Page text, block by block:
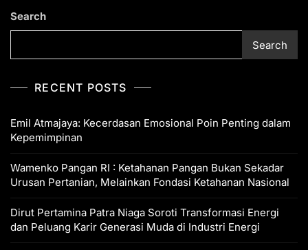
Search
Search
RECENT POSTS
Emil Atmajaya: Kecerdasan Emosional Poin Penting dalam
Kepemimpinan
Wamenko Pangan RI : Ketahanan Pangan Bukan Sekadar
Urusan Pertanian, Melainkan Fondasi Ketahanan Nasional
Dirut Pertamina Patra Niaga Soroti Transformasi Energi
dan Peluang Karir Generasi Muda di Industri Energi